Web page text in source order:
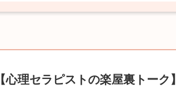
【心理セラピストの楽屋裏トーク】